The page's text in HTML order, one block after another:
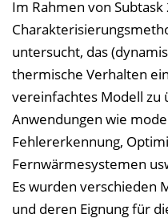
Im Rahmen von
untersucht, das
thermische Verhalten
vereinfachtes Modell zu
Anwendungen wie
Fehlererkennung,
Fernwärmesystemen
Es wurden verschieden
und deren Eignung für